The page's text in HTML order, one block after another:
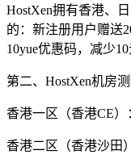
HostXen拥有香港、
的：新注册用户赠送
10yue优惠码，减少10
第二、HostXen机房
香港一区（香港CE）
香港二区（香港沙田